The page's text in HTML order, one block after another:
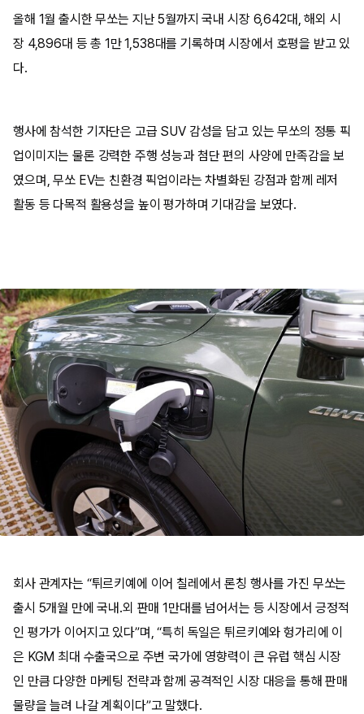
올해 1월 출시한 무쏘는 지난 5월까지 국내 시장 6,642대, 해외 시
장 4,896대 등 총 1만 1,538대를 기록하며 시장에서 호평을 받고 있
다.
행사에 참석한 기자단은 고급 SUV 감성을 담고 있는 무쏘의 정통 픽
업이미지는 물론 강력한 주행 성능과 첨단 편의 사양에 만족감을 보
였으며, 무쏘 EV는 친환경 픽업이라는 차별화된 강점과 함께 레저
활동 등 다목적 활용성을 높이 평가하며 기대감을 보였다.
회사 관계자는 “튀르키예에 이어 칠레에서 론칭 행사를 가진 무쏘는
출시 5개월 만에 국내.외 판매 1만대를 넘어서는 등 시장에서 긍정적
인 평가가 이어지고 있다”며, “특히 독일은 튀르키예와 헝가리에 이
은 KGM 최대 수출국으로 주변 국가에 영향력이 큰 유럽 핵심 시장
인 만큼 다양한 마케팅 전략과 함께 공격적인 시장 대응을 통해 판매
물량을 늘려 나갈 계획이다”고 말했다.